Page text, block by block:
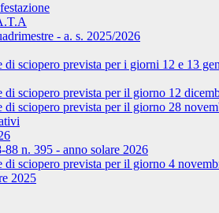
- a. s. 2025/2026
sciopero prevista per i giorni 12 e 13
sciopero prevista per il giorno 12
sciopero prevista per il giorno 28
n. 395 - anno solare 2026
sciopero prevista per il giorno 4
2025